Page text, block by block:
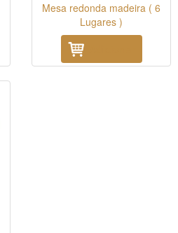
Mesa redonda madeira ( 6
Lugares )